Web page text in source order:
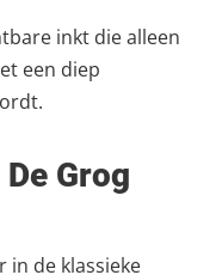
inkt die alleen
een diep
Grog
in de klassieke